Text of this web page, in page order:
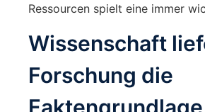
Ressourcen spielt eine immer
Wissenschaft
Forschung die